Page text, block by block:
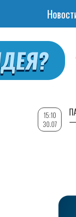
Основная
15:10
30.07
—